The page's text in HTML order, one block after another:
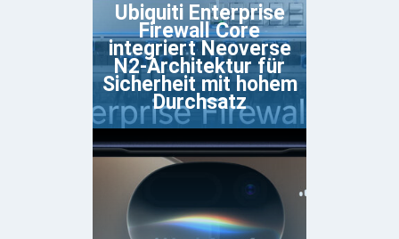
Ubiquiti Enterprise
Firewall Core
integriert Neoverse
N2-Architektur für
Sicherheit mit hohem
Durchsatz